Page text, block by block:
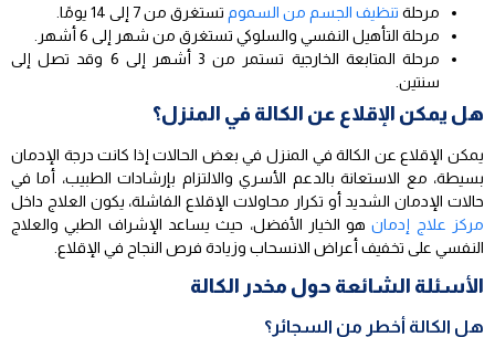
مرحلة تنظيف الجسم من السموم تستغرق من 7 إلى 14 يومًا.
مرحلة التأهيل النفسي والسلوكي تستغرق من شهر إلى 6 أشهر.
مرحلة المتابعة الخارجية تستمر من 3 أشهر إلى 6 وقد تصل إلى
سنتين.
هل يمكن الإقلاع عن الكالة في المنزل؟
يمكن الإقلاع عن الكالة في المنزل في بعض الحالات إذا كانت درجة الإدمان
بسيطة، مع الاستعانة بالدعم الأسري والالتزام بإرشادات الطبيب، أما في
حالات الإدمان الشديد أو تكرار محاولات الإقلاع الفاشلة، يكون العلاج داخل
مركز علاج إدمانهو الخيار الأفضل، حيث يساعد الإشراف الطبي والعلاج
النفسي على تخفيف أعراض الانسحاب وزيادة فرص النجاح في الإقلاع.
الأسئلة الشائعة حول مخدر الكالة
هل الكالة أخطر من السجائر؟